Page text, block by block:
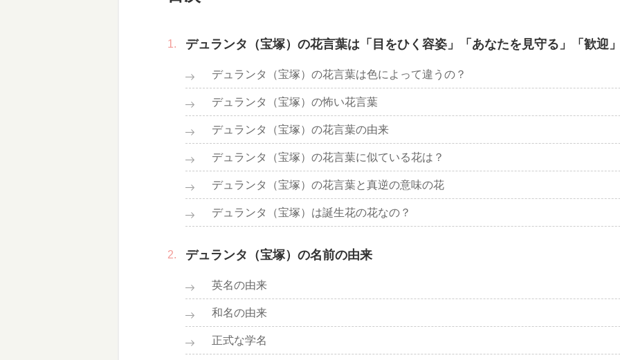
デュランタ（宝塚）の花言葉は「目をひく容姿」「あなたを見守る」「歓迎
デュランタ（宝塚）の花言葉は色によって違うの？
デュランタ（宝塚）の怖い花言葉
デュランタ（宝塚）の花言葉の由来
デュランタ（宝塚）の花言葉に似ている花は？
デュランタ（宝塚）の花言葉と真逆の意味の花
デュランタ（宝塚）は誕生花の花なの？
デュランタ（宝塚）の名前の由来
英名の由来
和名の由来
正式な学名